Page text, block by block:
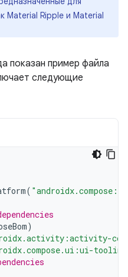
Material Ripple и Material
показан пример файла
следующие
(
)